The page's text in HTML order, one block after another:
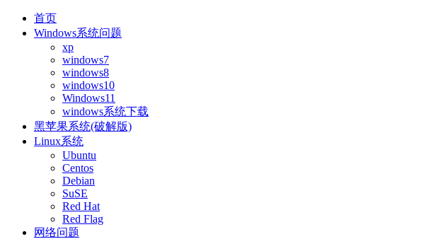
首页
Windows系统问题
xp
windows7
windows8
windows10
Windows11
windows系统下载
黑苹果系统(破解版)
Linux系统
Ubuntu
Centos
Debian
SuSE
Red Hat
Red Flag
网络问题